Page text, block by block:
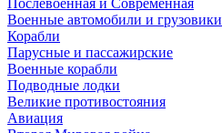
Послевоенная и Современная
Военные автомобили и грузовики
Корабли
Парусные и пассажирские
Военные корабли
Подводные лодки
Великие противостояния
Авиация